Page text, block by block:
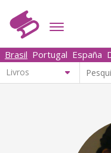
Brasil Portugal España